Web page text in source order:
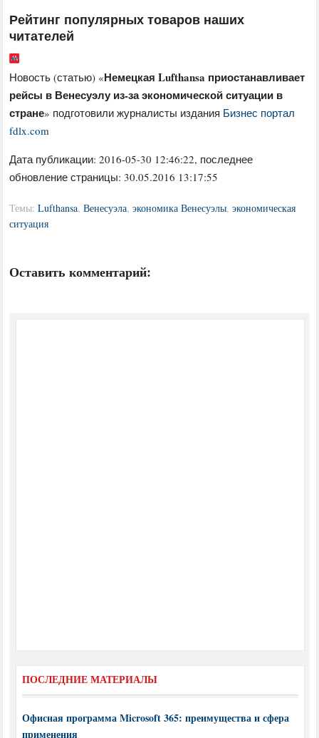
Рейтинг популярных товаров наших
читателей
Новость (статью) «Немецкая Lufthansa приостанавливает
рейсы в Венесуэлу из-за экономической ситуации в
стране» подготовили журналисты издания Бизнес портал
fdlx.com
Дата публикации:2016-05-30 12:46:22, последнее
обновление страницы: 30.05.2016 13:17:55
Темы:Lufthansa,Венесуэла,экономика Венесуэлы,экономическая
ситуация
Оставить комментарий:
ПОСЛЕДНИЕ МАТЕРИАЛЫ
Офисная программа Microsoft 365: преимущества и сфера
применения